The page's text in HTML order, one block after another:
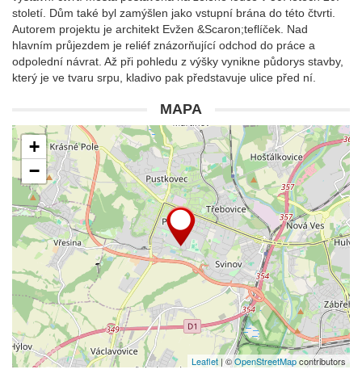
století. Dům také byl zamýšlen jako vstupní brána do této čtvrti.
Autorem projektu je architekt Evžen &Scaron;teflíček. Nad
hlavním průjezdem je reliéf znázorňující odchod do práce a
odpolední návrat. Až při pohledu z výšky vynikne půdorys stavby,
který je ve tvaru srpu, kladivo pak představuje ulice před ní.
MAPA
+
−
Leaflet | ©OpenStreetMapcontributors